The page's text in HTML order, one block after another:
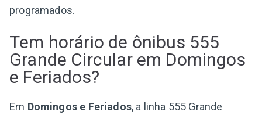
programados.
Tem horário de ônibus 555
Grande Circular em Domingos
e Feriados?
Em Domingos e Feriados, a linha 555 Grande